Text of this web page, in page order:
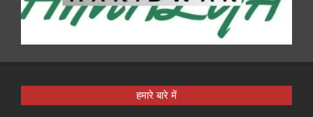
हमारे बारे में